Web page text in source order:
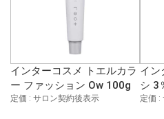
インターコスメ トエルカラ
ー ファッション Ow 100g
定価 : サロン契約後表示
イン
シ 3
定価 :